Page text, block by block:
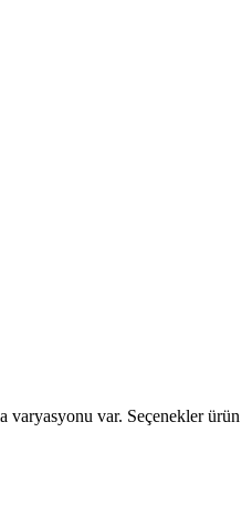
varyasyonu var. Seçenekler ürün